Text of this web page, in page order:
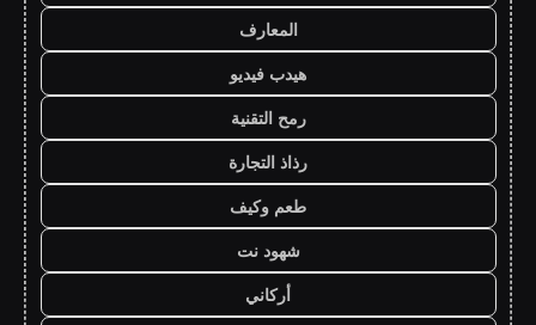
المعارف
هيدب فيديو
رمح التقنية
رذاذ التجارة
طعم وكيف
شهود نت
أركاني